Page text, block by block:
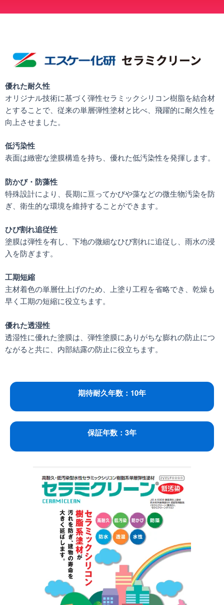
優れた耐久性
オリジナル技術に基づく弾性セラミックシリコン樹脂を結合材
とすることで、従来の単層弾性塗材と比べ、飛躍的に耐久性を
向上させました。
低汚染性
表面は緻密な塗膜構造を持ち、優れた低汚染性を発揮します。
防かび・防藻性
特殊設計により、長期に亘ってかびや藻などの微生物汚染を防
ぎ、衛生的な環境を維持することができます。
ひび割れ追従性
塗膜は弾性を有し、下地の微細なひび割れに追従し、雨水の浸
入を防ぎます。
工期短縮
主材着色の単層仕上げのため、上塗り工程を省略でき、乾燥も
早く工期の短縮に役立ちます。
優れた透湿性
透湿性に優れた塗膜は、弾性塗膜にありがちな膨れの防止につ
ながると共に、内部結露の防止に役立ちます。
期待耐久年数：10年
保証年数：3年